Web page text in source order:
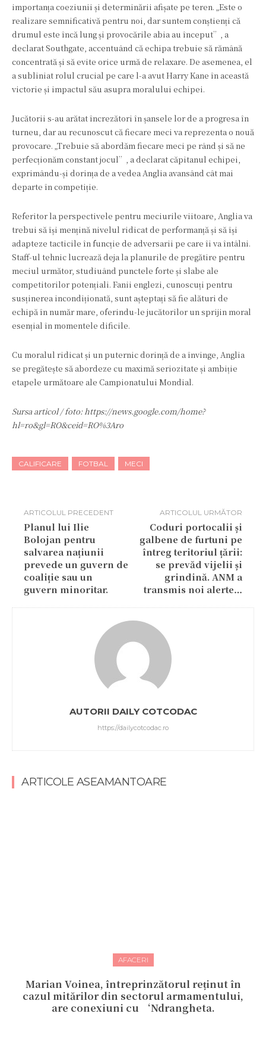
importanța coeziunii și determinării afișate pe teren. „Este o
realizare semnificativă pentru noi, dar suntem conștienți că
drumul este încă lung și provocările abia au început”, a
declarat Southgate, accentuând că echipa trebuie să rămână
concentrată și să evite orice urmă de relaxare. De asemenea, el
a subliniat rolul crucial pe care l-a avut Harry Kane în această
victorie și impactul său asupra moralului echipei.
Jucătorii s-au arătat încrezători în șansele lor de a progresa în
turneu, dar au recunoscut că fiecare meci va reprezenta o nouă
provocare. „Trebuie să abordăm fiecare meci pe rând și să ne
perfecționăm constant jocul”, a declarat căpitanul echipei,
exprimându-și dorința de a vedea Anglia avansând cât mai
departe în competiție.
Referitor la perspectivele pentru meciurile viitoare, Anglia va
trebui să își mențină nivelul ridicat de performanță și să își
adapteze tacticile în funcție de adversarii pe care îi va întâlni.
Staff-ul tehnic lucrează deja la planurile de pregătire pentru
meciul următor, studiuând punctele forte și slabe ale
competitorilor potențiali. Fanii englezi, cunoscuți pentru
susținerea incondiționată, sunt așteptați să fie alături de
echipă în număr mare, oferindu-le jucătorilor un sprijin moral
esențial în momentele dificile.
Cu moralul ridicat și un puternic dorință de a învinge, Anglia
se pregătește să abordeze cu maximă seriozitate și ambiție
etapele următoare ale Campionatului Mondial.
Sursa articol / foto: https://news.google.com/home?
hl=ro&gl=RO&ceid=RO%3Aro
CALIFICARE FOTBAL MECI
ARTICOLUL PRECEDENT
Planul lui Ilie
Bolojan pentru
salvarea națiunii
prevede un guvern de
coaliție sau un
guvern minoritar.
ARTICOLUL URMĂTOR
Coduri portocalii și
galbene de furtuni pe
întreg teritoriul țării:
se prevăd vijelii și
grindină. ANM a
transmis noi alerte…
AUTORII DAILY COTCODAC
https://dailycotcodac.ro
ARTICOLE ASEAMANTOARE
AFACERI
Marian Voinea, întreprinzătorul reținut în
cazul mitărilor din sectorul armamentului,
are conexiuni cu ‘Ndrangheta.